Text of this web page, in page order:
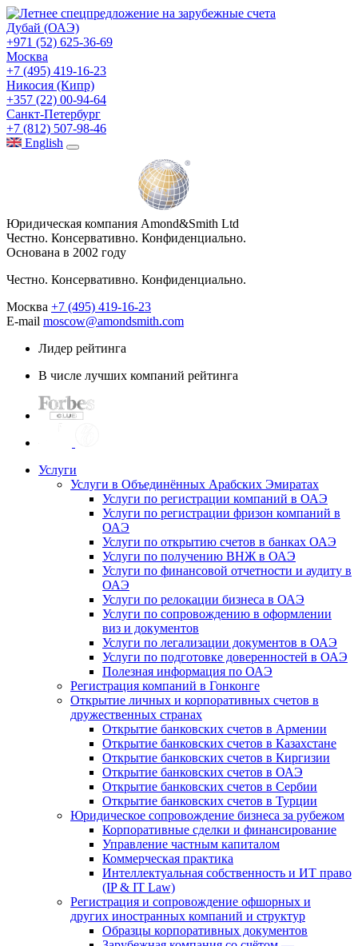
Дубай (ОАЭ)
+971 (52) 625-36-69
Москва
+7 (495) 419-16-23
Никосия (Кипр)
+357 (22) 00-94-64
Санкт-Петербург
+7 (812) 507-98-46
English
Юридическая компания Amond&Smith Ltd
Честно. Консервативно. Конфиденциально.
Основана в 2002 году
Честно. Консервативно. Конфиденциально.
Москва +7 (495) 419-16-23
E-mail moscow@amondsmith.com
Лидер рейтинга
В числе лучших компаний рейтинга
Услуги
Услуги в Объединённых Арабских Эмиратах
Услуги по регистрации компаний в ОАЭ
Услуги по регистрации фризон компаний в
ОАЭ
Услуги по открытию счетов в банках ОАЭ
Услуги по получению ВНЖ в ОАЭ
Услуги по финансовой отчетности и аудиту в
ОАЭ
Услуги по релокации бизнеса в ОАЭ
Услуги по сопровождению в оформлении
виз и документов
Услуги по легализации документов в ОАЭ
Услуги по подготовке доверенностей в ОАЭ
Полезная информация по ОАЭ
Регистрация компаний в Гонконге
Открытие личных и корпоративных счетов в
дружественных странах
Открытие банковских счетов в Армении
Открытие банковских счетов в Казахстане
Открытие банковских счетов в Киргизии
Открытие банковских счетов в ОАЭ
Открытие банковских счетов в Сербии
Открытие банковских счетов в Турции
Юридическое сопровождение бизнеса за рубежом
Корпоративные сделки и финансирование
Управление частным капиталом
Коммерческая практика
Интеллектуальная собственность и ИТ право
(IP & IT Law)
Регистрация и сопровождение офшорных и
других иностранных компаний и структур
Образцы корпоративных документов